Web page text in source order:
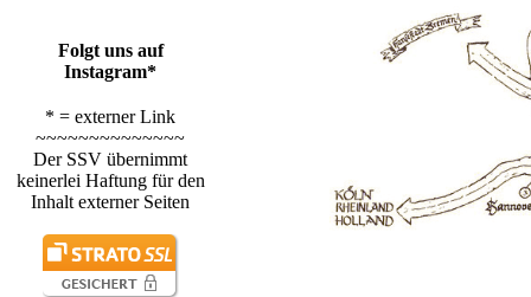
Folgt uns auf
Instagram*
* = externer Link
~~~~~~~~~~~~~~
Der SSV übernimmt
keinerlei Haftung für den
Inhalt externer Seiten